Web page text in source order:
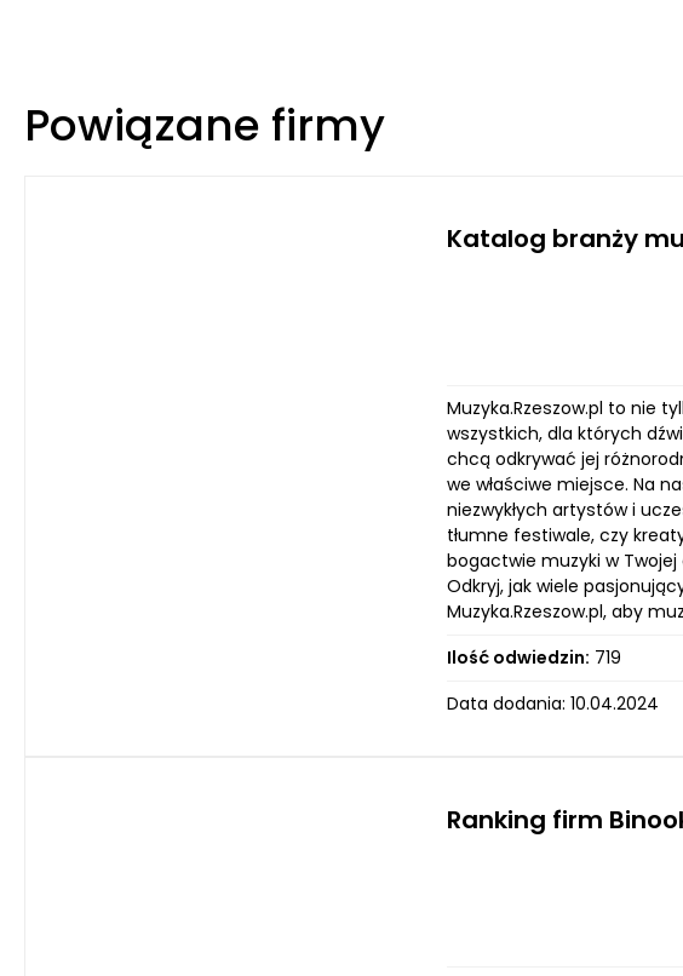
Powiązane firmy
Katalog branży
Muzyka.Rzeszow.pl to nie
wszystkich, dla których
chcą odkrywać jej
we właściwe miejsce. Na
niezwykłych artystów i
tłumne festiwale, czy
bogactwie muzyki w
Odkryj, jak wiele
Muzyka.Rzeszow.pl, aby
Ilość odwiedzin: 719
Data dodania: 10.04.2024
Ranking firm